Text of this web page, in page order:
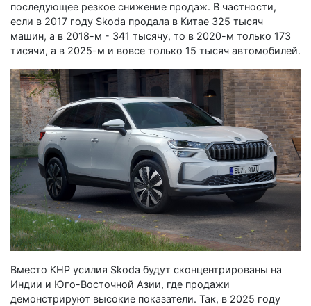
последующее резкое снижение продаж. В частности,
если в 2017 году Skoda продала в Китае 325 тысяч
машин, а в 2018-м - 341 тысячу, то в 2020-м только 173
тисячи, а в 2025-м и вовсе только 15 тысяч автомобилей.
Вместо КНР усилия Skoda будут сконцентрированы на
Индии и Юго-Восточной Азии, где продажи
демонстрируют высокие показатели. Так, в 2025 году